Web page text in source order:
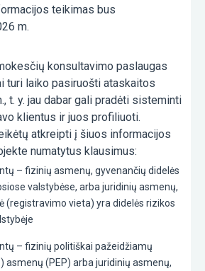
teikimas bus
m.
konsultavimo paslaugas
turi laiko pasiruošti ataskaitos
t. y. jau dabar gali pradėti sisteminti
klientus ir juos profiliuoti.
atkreipti į šiuos informacijos
numatytus klausimus:
– fizinių asmenų, gyvenančių didelės
valstybėse, arba juridinių asmenų,
(registravimo vieta) yra didelės rizikos
– fizinių politiškai pažeidžiamų
asmenų (PEP) arba juridinių asmenų,